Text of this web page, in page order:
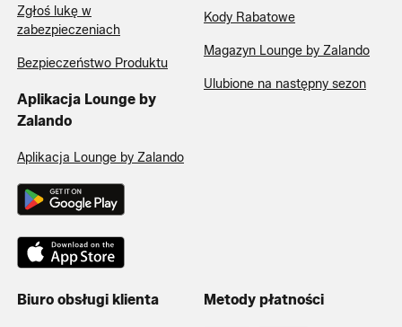
Zgłoś lukę w
zabezpieczeniach
Bezpieczeństwo Produktu
Aplikacja Lounge by
Zalando
Aplikacja Lounge by Zalando
Kody Rabatowe
Magazyn Lounge by Zalando
Ulubione na następny sezon
Biuro obsługi klienta Metody płatności